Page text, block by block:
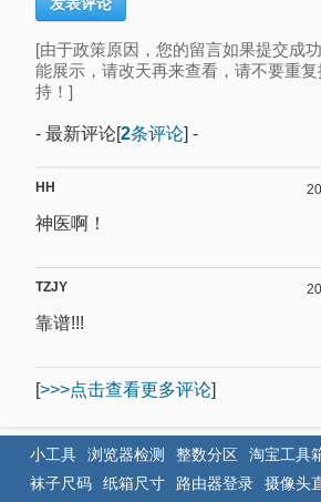
[由于政策原因，您的留言如果提交成
能展示，请改天再来查看，请不要重
持！]
- 最新评论[2条评论] -
HH
神医啊！
TZJY
靠谱!!!
[>>>点击查看更多评论]
小工具 浏览器检测 整数分区 淘宝工具
袜子尺码
纸箱尺寸 路由器登录 摄像头